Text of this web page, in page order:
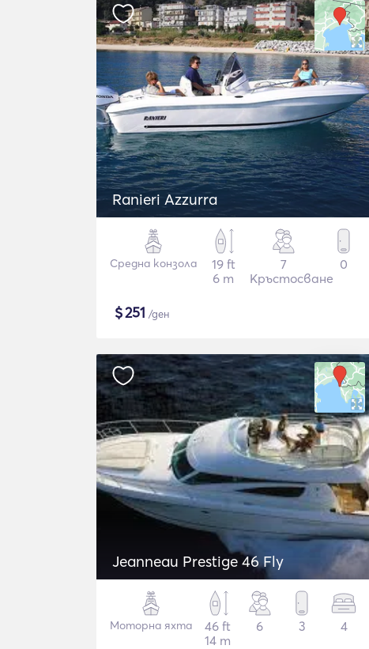
Ranieri Azzurra
Средна конзола
19 ft
6 m
7
Кръстосване
0
$251 /ден
Jeanneau Prestige 46 Fly
Моторна яхта
46 ft
14 m
6 3 4